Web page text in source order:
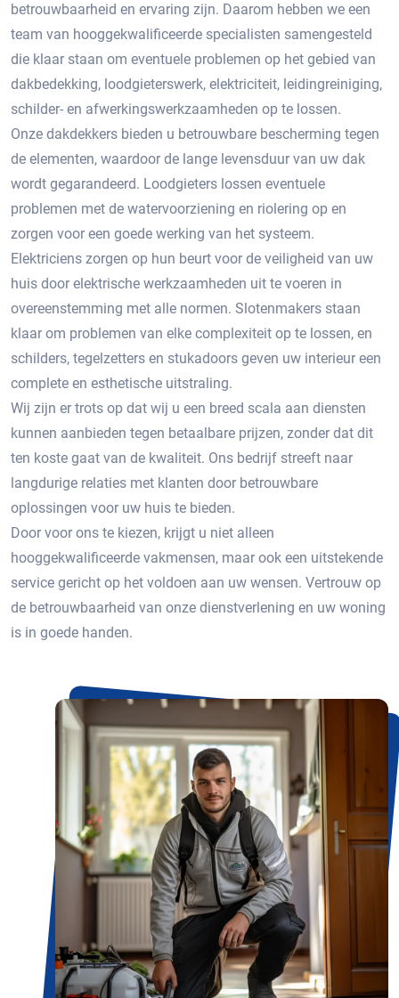
betrouwbaarheid en ervaring zijn. Daarom hebben we een
team van hooggekwalificeerde specialisten samengesteld
die klaar staan om eventuele problemen op het gebied van
dakbedekking, loodgieterswerk, elektriciteit, leidingreiniging,
schilder- en afwerkingswerkzaamheden op te lossen.
Onze dakdekkers bieden u betrouwbare bescherming tegen
de elementen, waardoor de lange levensduur van uw dak
wordt gegarandeerd. Loodgieters lossen eventuele
problemen met de watervoorziening en riolering op en
zorgen voor een goede werking van het systeem.
Elektriciens zorgen op hun beurt voor de veiligheid van uw
huis door elektrische werkzaamheden uit te voeren in
overeenstemming met alle normen. Slotenmakers staan ​​
klaar om problemen van elke complexiteit op te lossen, en
schilders, tegelzetters en stukadoors geven uw interieur een
complete en esthetische uitstraling.
Wij zijn er trots op dat wij u een breed scala aan diensten
kunnen aanbieden tegen betaalbare prijzen, zonder dat dit
ten koste gaat van de kwaliteit. Ons bedrijf streeft naar
langdurige relaties met klanten door betrouwbare
oplossingen voor uw huis te bieden.
Door voor ons te kiezen, krijgt u niet alleen
hooggekwalificeerde vakmensen, maar ook een uitstekende
service gericht op het voldoen aan uw wensen. Vertrouw op
de betrouwbaarheid van onze dienstverlening en uw woning
is in goede handen.